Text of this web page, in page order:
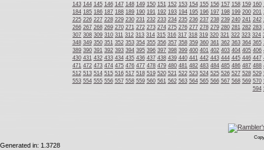
143 144 145 146 147 148 149 150 151 152 153 154 155 156 157 158 159 160
184 185 186 187 188 189 190 191 192 193 194 195 196 197 198 199 200 201
225 226 227 228 229 230 231 232 233 234 235 236 237 238 239 240 241 242
266 267 268 269 270 271 272 273 274 275 276 277 278 279 280 281 282 283
307 308 309 310 311 312 313 314 315 316 317 318 319 320 321 322 323 324
348 349 350 351 352 353 354 355 356 357 358 359 360 361 362 363 364 365
389 390 391 392 393 394 395 396 397 398 399 400 401 402 403 404 405 406
430 431 432 433 434 435 436 437 438 439 440 441 442 443 444 445 446 447
471 472 473 474 475 476 477 478 479 480 481 482 483 484 485 486 487 488
512 513 514 515 516 517 518 519 520 521 522 523 524 525 526 527 528 529
553 554 555 556 557 558 559 560 561 562 563 564 565 566 567 568 569 570
594
Generated in: 1.3728